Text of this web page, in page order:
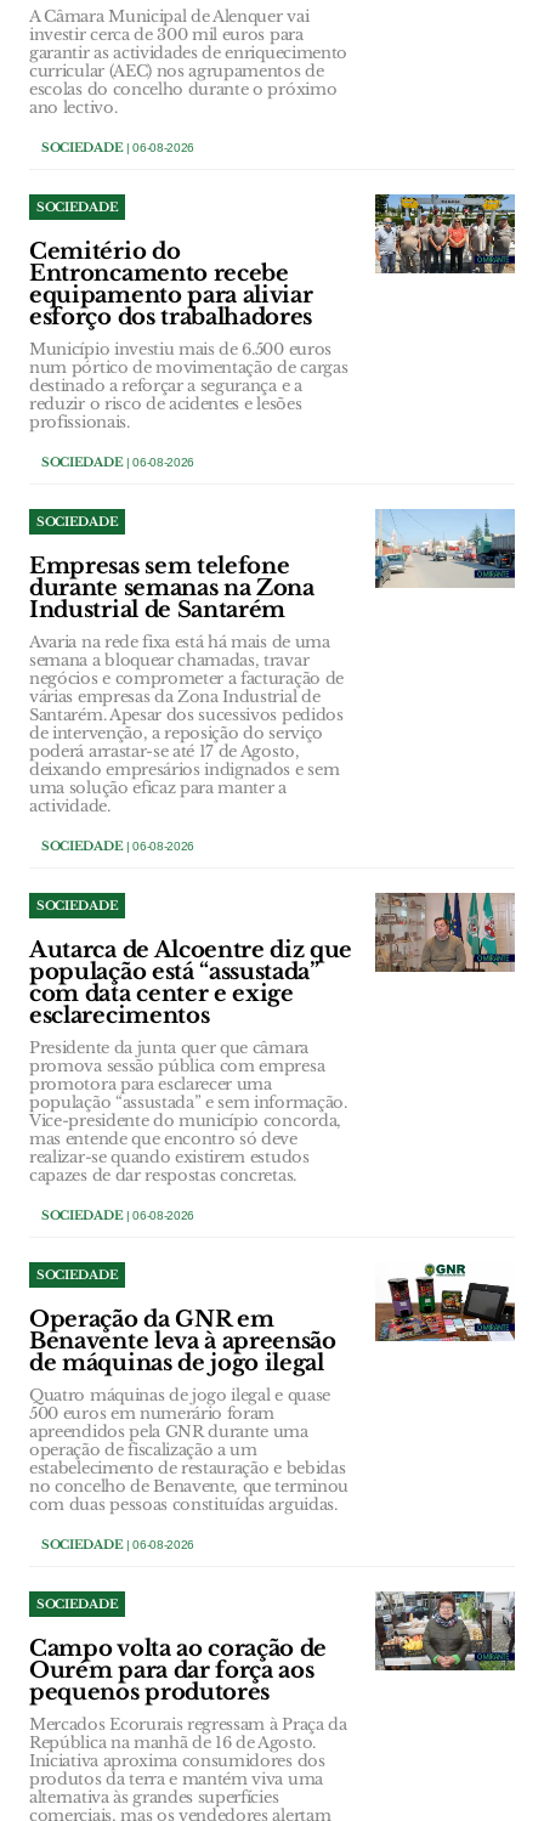
A Câmara Municipal de Alenquer vai
investir cerca de 300 mil euros para
garantir as actividades de enriquecimento
curricular (AEC) nos agrupamentos de
escolas do concelho durante o próximo
ano lectivo.
SOCIEDADE| 06-08-2026
SOCIEDADE
Cemitério do
Entroncamento recebe
equipamento para aliviar
esforço dos trabalhadores
Município investiu mais de 6.500 euros
num pórtico de movimentação de cargas
destinado a reforçar a segurança e a
reduzir o risco de acidentes e lesões
profissionais.
SOCIEDADE| 06-08-2026
SOCIEDADE
Empresas sem telefone
durante semanas na Zona
Industrial de Santarém
Avaria na rede fixa está há mais de uma
semana a bloquear chamadas, travar
negócios e comprometer a facturação de
várias empresas da Zona Industrial de
Santarém. Apesar dos sucessivos pedidos
de intervenção, a reposição do serviço
poderá arrastar-se até 17 de Agosto,
deixando empresários indignados e sem
uma solução eficaz para manter a
actividade.
SOCIEDADE| 06-08-2026
SOCIEDADE
Autarca de Alcoentre diz que
população está “assustada”
com data center e exige
esclarecimentos
Presidente da junta quer que câmara
promova sessão pública com empresa
promotora para esclarecer uma
população “assustada” e sem informação.
Vice-presidente do município concorda,
mas entende que encontro só deve
realizar-se quando existirem estudos
capazes de dar respostas concretas.
SOCIEDADE| 06-08-2026
SOCIEDADE
Operação da GNR em
Benavente leva à apreensão
de máquinas de jogo ilegal
Quatro máquinas de jogo ilegal e quase
500 euros em numerário foram
apreendidos pela GNR durante uma
operação de fiscalização a um
estabelecimento de restauração e bebidas
no concelho de Benavente, que terminou
com duas pessoas constituídas arguidas.
SOCIEDADE| 06-08-2026
SOCIEDADE
Campo volta ao coração de
Ourém para dar força aos
pequenos produtores
Mercados Ecorurais regressam à Praça da
República na manhã de 16 de Agosto.
Iniciativa aproxima consumidores dos
produtos da terra e mantém viva uma
alternativa às grandes superfícies
comerciais, mas os vendedores alertam